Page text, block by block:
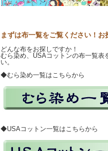
まずは布一覧をご覧ください！
どんな布をお探しですか！
むら染め、USAコットンの布一覧表
い。
◆むら染め一覧はこちらから
◆USAコットン一覧はこちらから